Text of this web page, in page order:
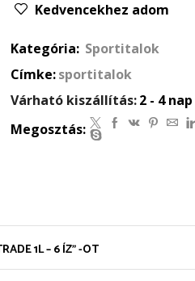
íz
Kedvencekhez adom
Kategória: Sportitalok
Címke: sportitalok
Várható kiszállítás: 2 - 4 nap
Megosztás:
1L – 6 ÍZ” -OT